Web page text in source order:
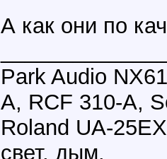
А как они по
Park Audio
A, RCF 310-A,
Roland UA-
свет, дым.